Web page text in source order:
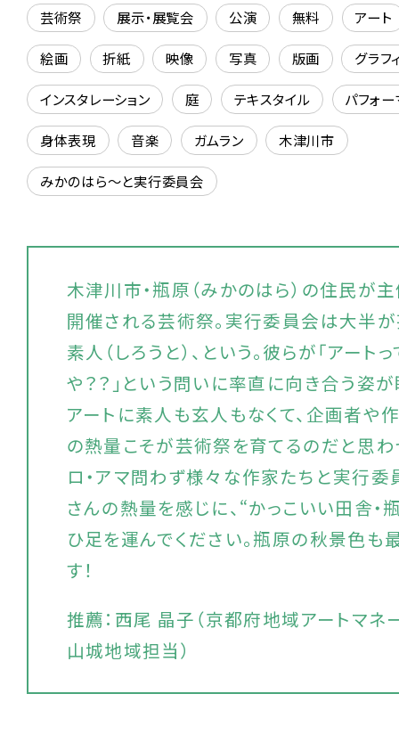
芸術祭 展示・展覧会 公演 無料 アート
絵画 折紙 映像 写真 版画 グラフ
インスタレーション 庭 テキスタイル パフォー
身体表現 音楽 ガムラン 木津川市
みかのはら～と実行委員会
木津川市・瓶原（みかのはら）の住民が
開催される芸術祭。実行委員会は大半
素人（しろうと）、という。彼らが「アート
や？？」という問いに率直に向き合う姿が
アートに素人も玄人もなくて、企画者や
の熱量こそが芸術祭を育てるのだと思わ
ロ・アマ問わず様々な作家たちと実行
さんの熱量を感じに、“かっこいい田舎・
ひ足を運んでください。瓶原の秋景色も
す！
推薦：西尾 晶子（京都府地域アートマネ
山城地域担当）